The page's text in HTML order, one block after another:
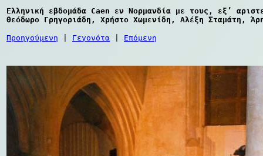
Ελληνική εβδομάδα Caen εν Νορμανδία με τους, εξ’
Θεόδωρο Γρηγοριάδη, Χρήστο Χωμενίδη, Αλέξη Σταμάτη,
Προηγούμενη Γεγονότα Επόμενη